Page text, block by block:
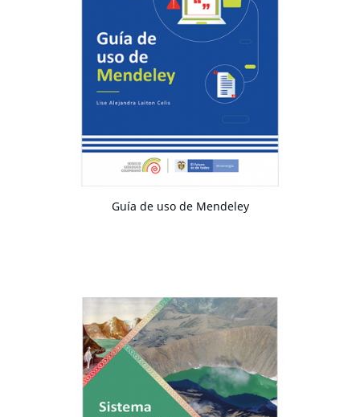
Guía de uso de Mendeley